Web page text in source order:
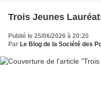
Trois Jeunes
Publié le 25/06/2026 à 20:20
Par Le Blog de la Société des